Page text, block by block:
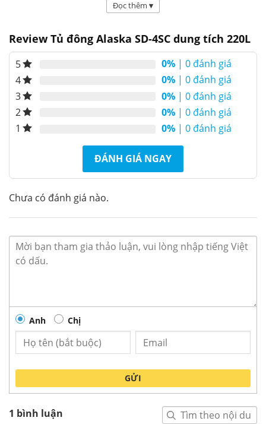
Tiết kiệm năng lượng
Tủ đông bày hàng Alaska SD-4SC dung
tích 220L
Tủ đông bày hàng 220 lít Alaska SD-4SCthuộc
dòng tủ đông nằm ngang mặt kính phẳng của
Alaska. Tủ sử dụng dàn lạnh ống đồng làm lạnh
nhanh, bền bỉ tiết kiệm điện năng. Đặc biệt tủ có
chế độ chỉnh nhiệt linh hoạt giữa đông và mát tiện
lợi cho việc bảo quản và trưng bày sản phẩm tốt
Tủ đông bày hàng 220 lít Alaska SD-4SC công suất 190W
Đọc thêm ▾
Review Tủ đông Alaska SD-4SC dung tích 220L
5 0% | 0 đánh giá
4
0% | 0 đánh giá
3
0% | 0 đánh giá
2
0% | 0 đánh giá
1
0% | 0 đánh giá
ĐÁNH GIÁ NGAY
Chưa có đánh giá nào.
Anh Chị
GỬI
1 bình luận